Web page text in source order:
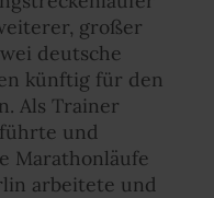
großer
deutsche
künftig für den
Als Trainer
und
Marathonläufe
arbeitete und